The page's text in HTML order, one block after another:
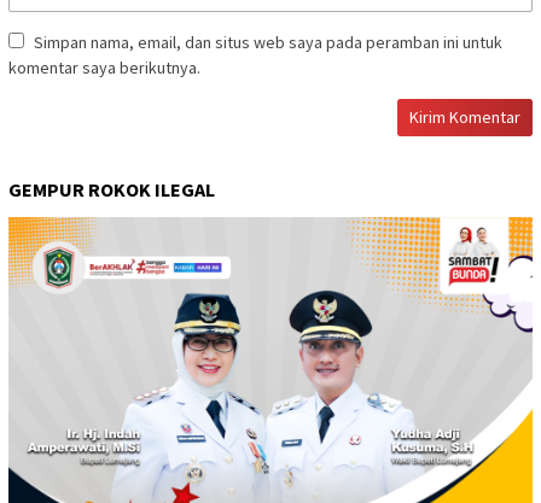
Simpan nama, email, dan situs web saya pada peramban ini untuk
komentar saya berikutnya.
GEMPUR ROKOK ILEGAL